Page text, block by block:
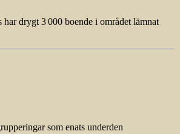
drygt 3 000 boende i området lämnat
som enats underden